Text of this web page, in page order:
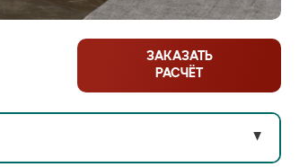
ЗАКАЗАТЬ
РАСЧЁТ
▼